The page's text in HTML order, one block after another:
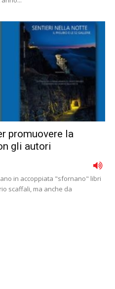
promuovere la
gli autori
in accoppiata "sfornano" libri
scaffali, ma anche da